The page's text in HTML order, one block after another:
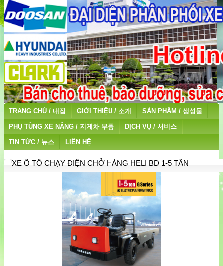
TRANG CHỦ / 내집 GIỚI THIỆU / 소개 SẢN PHẨM / 생성물
PHỤ TÙNG XE NÂNG / 지게차 부품 DỊCH VỤ / 서비스
TIN TỨC / 뉴스 LIÊN HỆ
XE Ô TÔ CHẠY ĐIỆN CHỞ HÀNG HELI BD 1-5 TẤN